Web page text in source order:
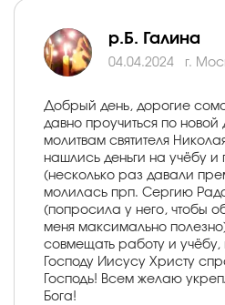
р.Б. Галина
04.04.2024 г.
Добрый день, дорогие
давно проучиться по новой
молитвам святителя
нашлись деньги на учёбу и
(несколько раз давали
молилась прп. Сергию
(попросила у него, чтобы
меня максимально
совмещать работу и учёбу,
Господу Иисусу Христу
Господь! Всем желаю
Бога!